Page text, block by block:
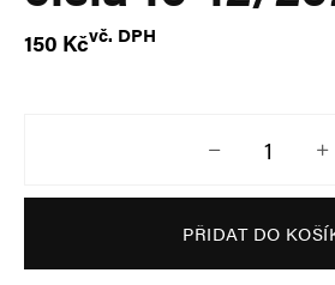
150 Kčvč. DPH
PŘIDAT DO